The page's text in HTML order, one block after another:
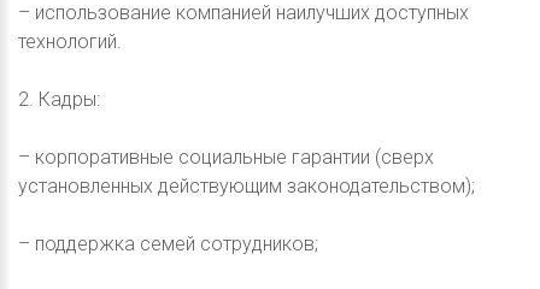
– использование компанией наилучших доступных
технологий.
2. Кадры:
– корпоративные социальные гарантии (сверх
установленных действующим законодательством);
– поддержка семей сотрудников;